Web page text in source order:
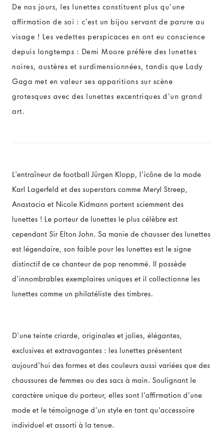
Anatomie de l'œil
Défauts de vision
De nos jours, les lunettes constituent plus qu'une
affirmation de soi : c'est un bijou servant de parure au
visage ! Les vedettes perspicaces en ont eu conscience
depuis longtemps : Demi Moore préfère des lunettes
noires, austères et surdimensionnées, tandis que Lady
Gaga met en valeur ses apparitions sur scène
grotesques avec des lunettes excentriques d'un grand
art.
L'entraîneur de football Jürgen Klopp, l'icône de la mode
Karl Lagerfeld et des superstars comme Meryl Streep,
Anastacia et Nicole Kidmann portent sciemment des
lunettes ! Le porteur de lunettes le plus célèbre est
cependant Sir Elton John. Sa manie de chausser des lunettes
est légendaire, son faible pour les lunettes est le signe
distinctif de ce chanteur de pop renommé. Il possède
d'innombrables exemplaires uniques et il collectionne les
lunettes comme un philatéliste des timbres.
D'une teinte criarde, originales et jolies, élégantes,
exclusives et extravagantes : les lunettes présentent
aujourd'hui des formes et des couleurs aussi variées que des
chaussures de femmes ou des sacs à main. Soulignant le
caractère unique du porteur, elles sont l'affirmation d'une
mode et le témoignage d'un style en tant qu'accessoire
individuel et assorti à la tenue.